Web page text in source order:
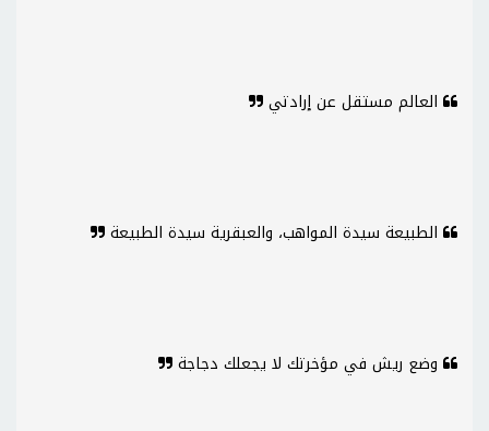
العالم مستقل عن إرادتي
الطبيعة سيدة المواهب، والعبقرية سيدة الطبيعة
وضع ريش في مؤخرتك لا يجعلك دجاجة